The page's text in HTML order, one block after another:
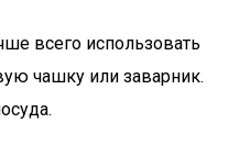
всего использовать
чашку или заварник.